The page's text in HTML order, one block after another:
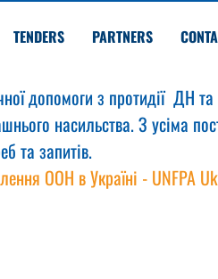
TENDERS PARTNERS
допомоги з протидії  ДН
насильства. З усіма
та запитів.
ООН в Україні - UNFPA